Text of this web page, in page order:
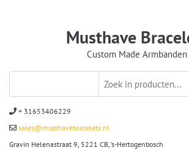
Musthave
Custom Made Armbanden
+ 31653406229
sales@musthavebracelets.nl
Gravin Helenastraat 9, 5221 CB, ‘s-Hertogenbosch